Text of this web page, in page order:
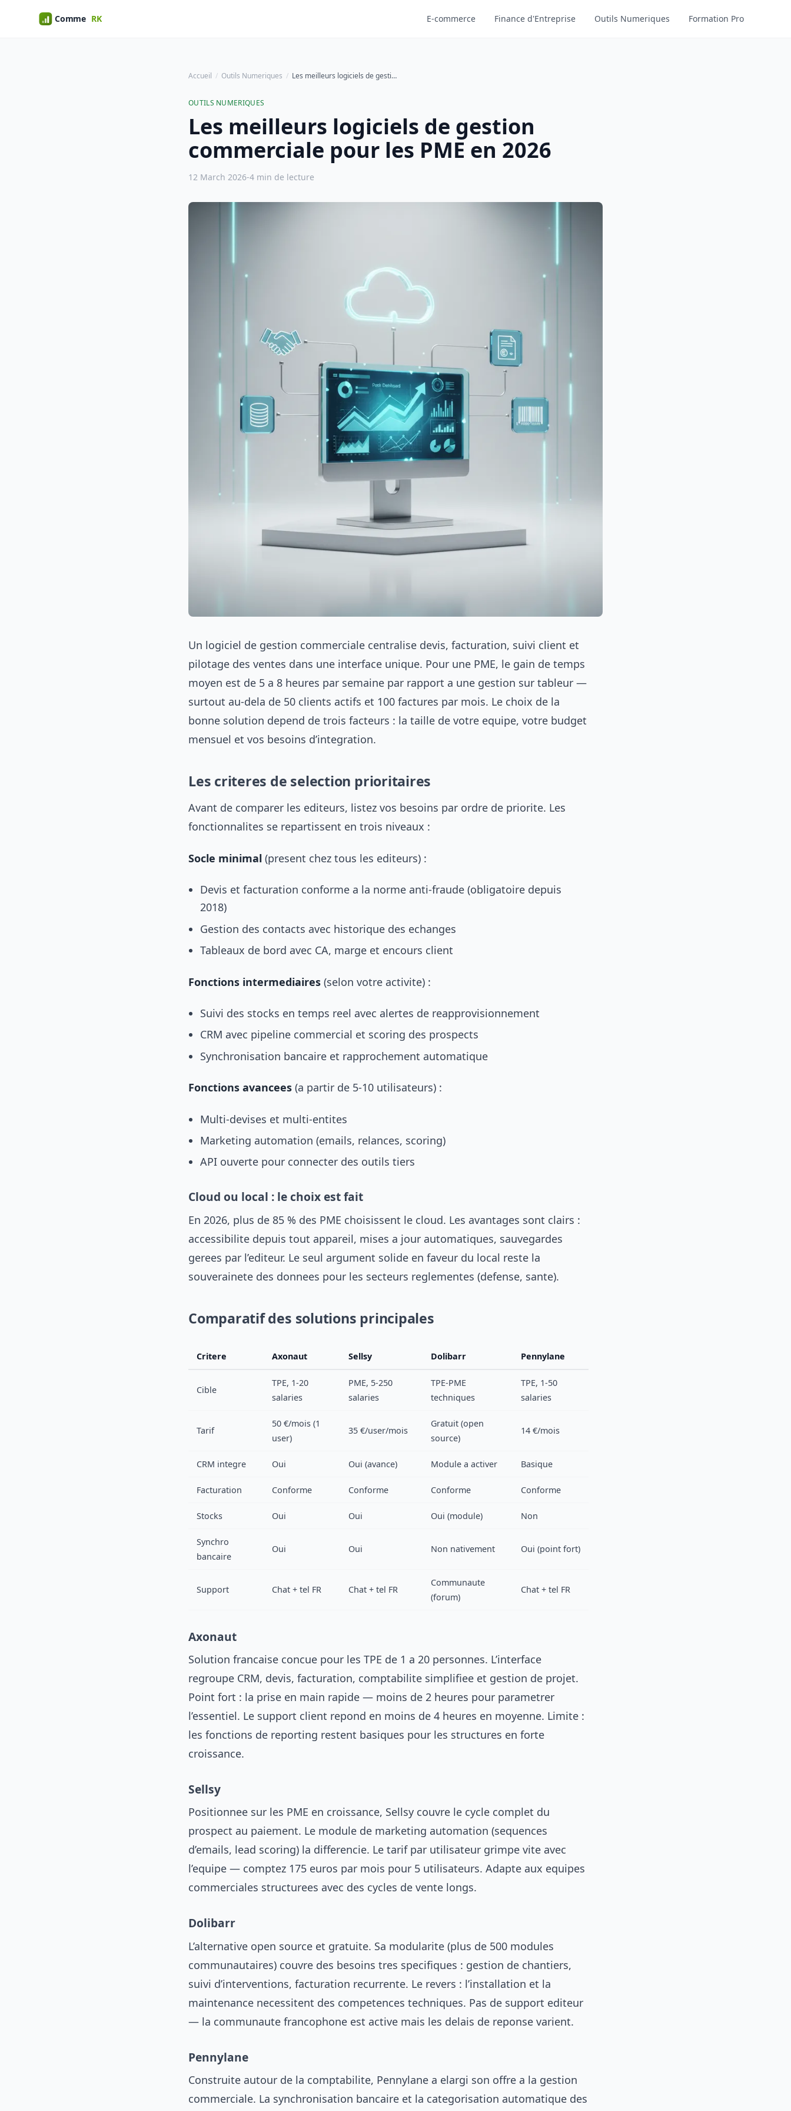
E-commerce Finance d'Entreprise Outils Numeriques Formation Pro
Accueil Outils Numeriques Les meilleurs logiciels de gestion commerciale pour les PME en 2026
OUTILS NUMERIQUES
Les meilleurs logiciels de gestion
commerciale pour les PME en 2026
12 March 2026-4 min de lecture
Un logiciel de gestion commerciale centralise devis, facturation, suivi client et
pilotage des ventes dans une interface unique. Pour une PME, le gain de temps
moyen est de 5 a 8 heures par semaine par rapport a une gestion sur tableur —
surtout au-dela de 50 clients actifs et 100 factures par mois. Le choix de la
bonne solution depend de trois facteurs : la taille de votre equipe, votre budget
mensuel et vos besoins d’integration.
Les criteres de selection prioritaires
Avant de comparer les editeurs, listez vos besoins par ordre de priorite. Les
fonctionnalites se repartissent en trois niveaux :
Socle minimal (present chez tous les editeurs) :
Devis et facturation conforme a la norme anti-fraude (obligatoire depuis
2018)
Gestion des contacts avec historique des echanges
Tableaux de bord avec CA, marge et encours client
Fonctions intermediaires (selon votre activite) :
Suivi des stocks en temps reel avec alertes de reapprovisionnement
CRM avec pipeline commercial et scoring des prospects
Synchronisation bancaire et rapprochement automatique
Fonctions avancees (a partir de 5-10 utilisateurs) :
Multi-devises et multi-entites
Marketing automation (emails, relances, scoring)
API ouverte pour connecter des outils tiers
Cloud ou local : le choix est fait
En 2026, plus de 85 % des PME choisissent le cloud. Les avantages sont clairs :
accessibilite depuis tout appareil, mises a jour automatiques, sauvegardes
gerees par l’editeur. Le seul argument solide en faveur du local reste la
souverainete des donnees pour les secteurs reglementes (defense, sante).
Comparatif des solutions principales
Critere Axonaut Sellsy Dolibarr Pennylane
Cible
TPE, 1-20
salaries
PME, 5-250
salaries
TPE-PME
techniques
TPE, 1-50
salaries
Tarif
50 €/mois (1
user)
35 €/user/mois
Gratuit (open
source)
14 €/mois
CRM integre Oui Oui (avance) Module a activer Basique
Facturation Conforme Conforme Conforme Conforme
Stocks Oui Oui Oui (module) Non
Synchro
bancaire
Oui Oui Non nativement Oui (point fort)
Support Chat + tel FR Chat + tel FR
Communaute
(forum)
Chat + tel FR
Axonaut
Solution francaise concue pour les TPE de 1 a 20 personnes. L’interface
regroupe CRM, devis, facturation, comptabilite simplifiee et gestion de projet.
Point fort : la prise en main rapide — moins de 2 heures pour parametrer
l’essentiel. Le support client repond en moins de 4 heures en moyenne. Limite :
les fonctions de reporting restent basiques pour les structures en forte
croissance.
Sellsy
Positionnee sur les PME en croissance, Sellsy couvre le cycle complet du
prospect au paiement. Le module de marketing automation (sequences
d’emails, lead scoring) la differencie. Le tarif par utilisateur grimpe vite avec
l’equipe — comptez 175 euros par mois pour 5 utilisateurs. Adapte aux equipes
commerciales structurees avec des cycles de vente longs.
Dolibarr
L’alternative open source et gratuite. Sa modularite (plus de 500 modules
communautaires) couvre des besoins tres specifiques : gestion de chantiers,
suivi d’interventions, facturation recurrente. Le revers : l’installation et la
maintenance necessitent des competences techniques. Pas de support editeur
— la communaute francophone est active mais les delais de reponse varient.
Pennylane
Construite autour de la comptabilite, Pennylane a elargi son offre a la gestion
commerciale. La synchronisation bancaire et la categorisation automatique des